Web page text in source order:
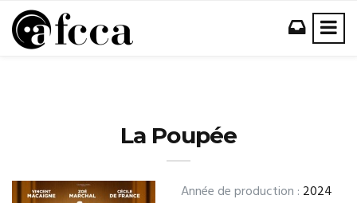
La Poupée
Année de production : 2024